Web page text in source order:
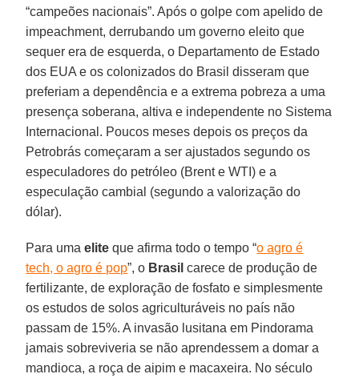
“campeões nacionais”. Após o golpe com apelido de
impeachment, derrubando um governo eleito que
sequer era de esquerda, o Departamento de Estado
dos EUA e os colonizados do Brasil disseram que
preferiam a dependência e a extrema pobreza a uma
presença soberana, altiva e independente no Sistema
Internacional. Poucos meses depois os preços da
Petrobrás começaram a ser ajustados segundo os
especuladores do petróleo (Brent e WTI) e a
especulação cambial (segundo a valorização do
dólar).
Para umaelite que afirma todo o tempo “o agro é
tech, o agro é pop”, o Brasil carece de produção de
fertilizante, de exploração de fosfato e simplesmente
os estudos de solos agriculturáveis no país não
passam de 15%. A invasão lusitana em Pindorama
jamais sobreviveria se não aprendessem a domar a
mandioca, a roça de aipim e macaxeira. No século